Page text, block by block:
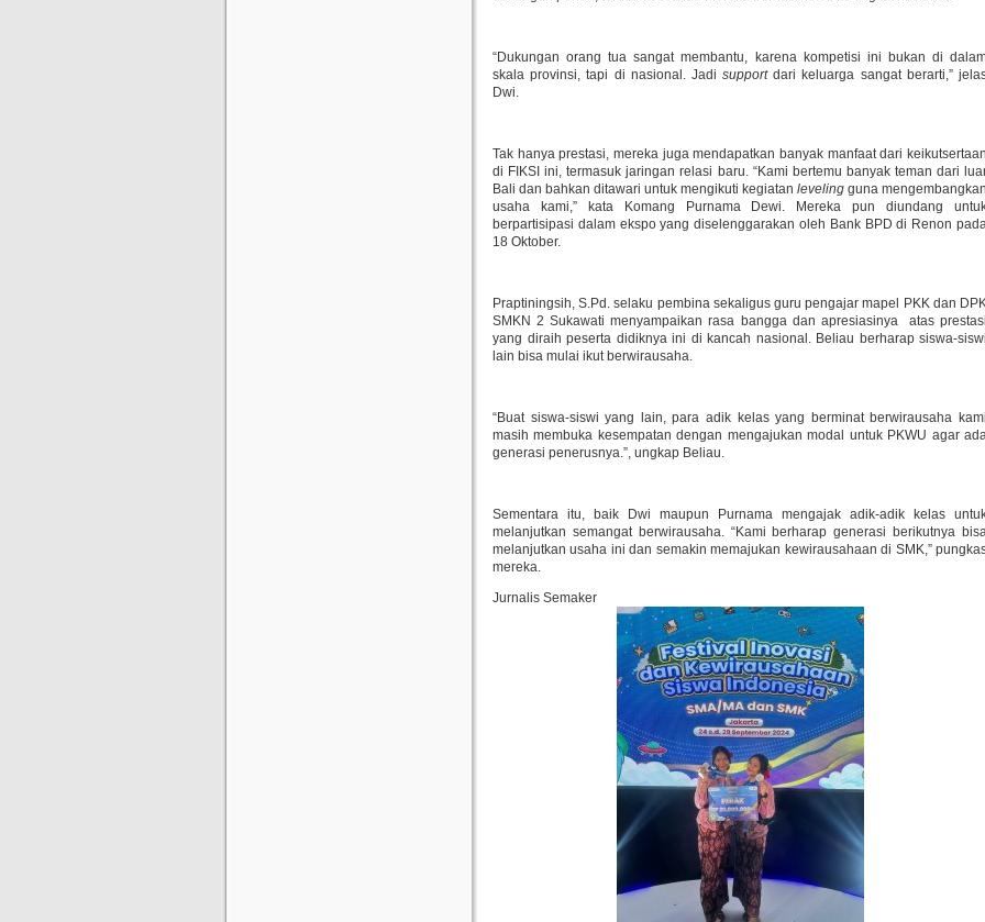
“Dukungan orang tua sangat membantu, karena kompetisi ini bukan di
skala provinsi, tapi di nasional. Jadisupportdari keluarga sangat berarti,”
Dwi.
Tak hanya prestasi, mereka juga mendapatkan banyak manfaat dari keikutsertaan
di FIKSI ini, termasuk jaringan relasi baru. “Kami bertemu banyak teman dari
Bali dan bahkan ditawari untuk mengikuti kegiatan leveling guna mengembangkan
usaha kami,” kata Komang Purnama Dewi. Mereka pun diundang
berpartisipasi dalam ekspo yang diselenggarakan oleh Bank BPD di Renon
18 Oktober.
Praptiningsih, S.Pd. selaku pembina sekaligus guru pengajar mapel PKK dan
SMKN 2 Sukawati menyampaikan rasa bangga dan apresiasinya atas prestasi
yang diraih peserta didiknya ini di kancah nasional. Beliau berharap siswa-siswi
lain bisa mulai ikut berwirausaha.
“Buat siswa-siswi yang lain, para adik kelas yang berminat berwirausaha kami
masih membuka kesempatan dengan mengajukan modal untuk PKWU agar
generasi penerusnya.”, ungkap Beliau.
Sementara itu, baik Dwi maupun Purnama mengajak adik-adik kelas
melanjutkan semangat berwirausaha. “Kami berharap generasi berikutnya
melanjutkan usaha ini dan semakin memajukan kewirausahaan di SMK,”
mereka.
Jurnalis Semaker